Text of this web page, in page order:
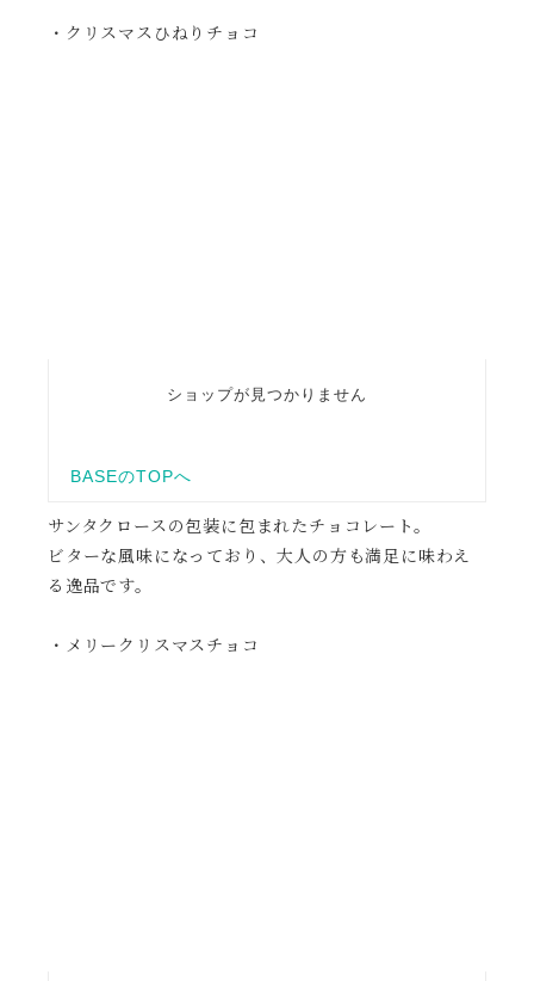
・クリスマスひねりチョコ
サンタクロースの包装に包まれたチョコレート。
ビターな風味になっており、大人の方も満足に味わえ
る逸品です。
・メリークリスマスチョコ